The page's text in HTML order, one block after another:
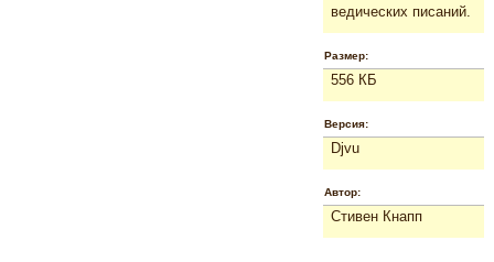
ведических писаний.
Размер:
556 КБ
Версия:
Djvu
Автор:
Стивен Кнапп